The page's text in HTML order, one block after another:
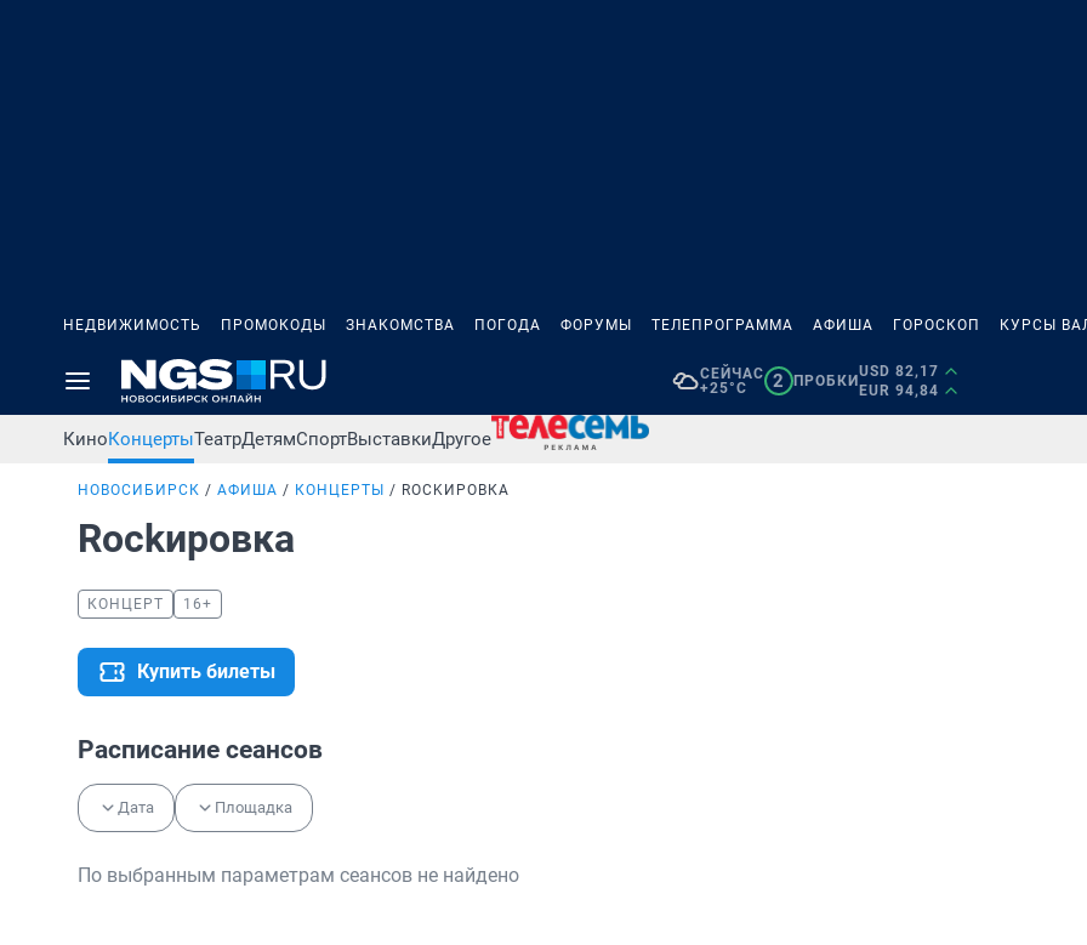
НЕДВИЖИМОСТЬ ПРОМОКОДЫ ЗНАКОМСТВА ПОГОДА ФОРУМЫ ТЕЛЕПРОГРАММА АФИША ГОРОСКОП КУРСЫ
СЕЙЧАС
+25°C
2 ПРОБКИ
USD 82,17
EUR 94,84
КиноКонцертыТеатрДетямСпортВыставкиДругое
НОВОСИБИРСК АФИША КОНЦЕРТЫ ROCKИРОВКА
Rockировка
КОНЦЕРТ 16+
Купить билеты
Расписание сеансов
Дата Площадка
По выбранным параметрам сеансов не найдено